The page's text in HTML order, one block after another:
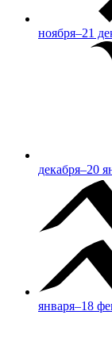
ноября–21
декабря–20
января–18